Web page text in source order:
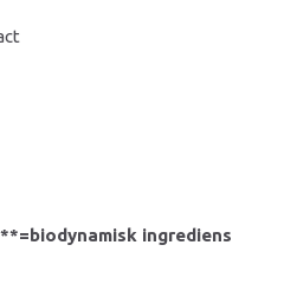
ingrediens